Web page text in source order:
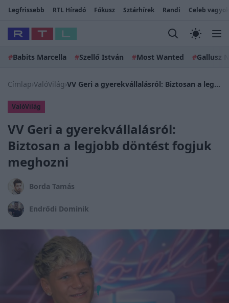
Legfrissebb RTL Híradó Fókusz Sztárhírek Randi Celeb
#Babits Marcella #Szellő István #Most Wanted #Gallusz
Címlap›ValóVilág› VV Geri a gyerekvállalásról: Biztosan a legjobb döntést fogjuk meghozni
ValóVilág
VV Geri a gyerekvállalásról:
Biztosan a legjobb döntést fogjuk
meghozni
Borda Tamás
Endrődi Dominik